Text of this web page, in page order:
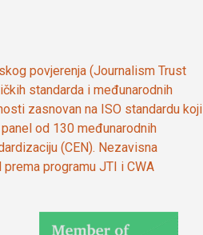
povjerenja (Journalism Trust
standarda i međunarodnih
zasnovan na ISO standardu koji
od 130 međunarodnih
(CEN). Nezavisna
programu JTI i CWA